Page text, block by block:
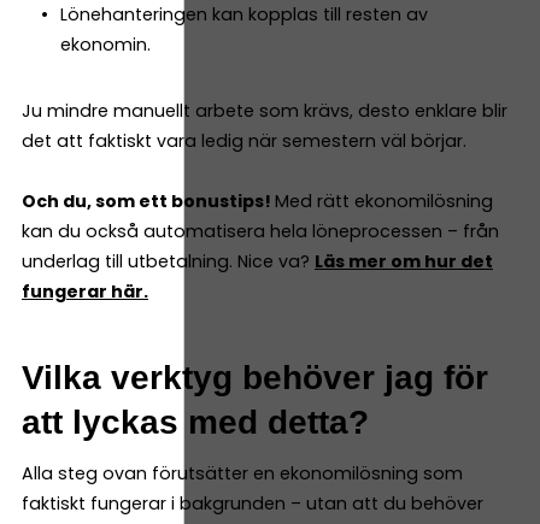
Lönehanteringen kan kopplas till resten av
ekonomin.
Ju mindre manuellt arbete som krävs, desto enklare blir
det att faktiskt vara ledig när semestern väl börjar.
Och du, som ett bonustips! Med rätt ekonomilösning
kan du också automatisera hela löneprocessen – från
underlag till utbetalning. Nice va? Läs mer om hur det
fungerar här.
Vilka verktyg behöver jag för
att lyckas med detta?
Alla steg ovan förutsätter en ekonomilösning som
faktiskt fungerar i bakgrunden – utan att du behöver